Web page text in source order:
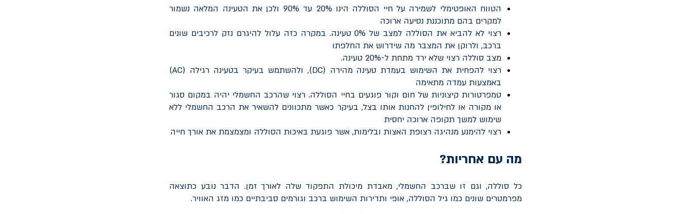
הטווח האופטימלי לשמירה על חיי הסוללה הינו 20% עד 90% ולכן את הטעינה המלאה נשמור
למקרים בהם מתוכננת נסיעה ארוכה
רצוי לא להביא את הסוללה למצב של 0% טעינה. במקרה כזה עלול להיגרם נזק לרכיבים שונים
ברכב, ולרוקן את המצבר מה שידרוש את החלפתו
מצב סוללה רצוי שלא ירד מתחת ל-20% טעינה.
רצוי להפחית את השימוש בעמדת טעינה מהירה (DC), ולהשתמש בעיקר בטעינה רגילה (AC
)
באמצעות עמדה מתאימה
טמפרטורות קיצוניות של חום וקור פוגעים בחיי הסוללה. רצוי שהרכב החשמלי יהיה במקום סגור
או מקורה או לחילופין להחנות אותו בצל, בעיקר כאשר מתכוונים להשאיר את הרכב החשמלי ללא
שימוש למשך תקופה ארוכה יחסית
רצוי להימנע מנהיגה רצופת האצות ובלימות, אשר פוגעת באיכות הסוללה ומצמצמת את אורך חייה
מה עם אחריות?
כל סוללה, וגם זו שברכב החשמלי, מאבדת מיכולת התפקוד שלה לאורך זמן. הדבר נובע כתוצאה
מפרמטרים שונים כמו גיל הסוללה, אופי ותדירות השימוש ברכב וגורמים סביבתיים כמו מזג האוויר.